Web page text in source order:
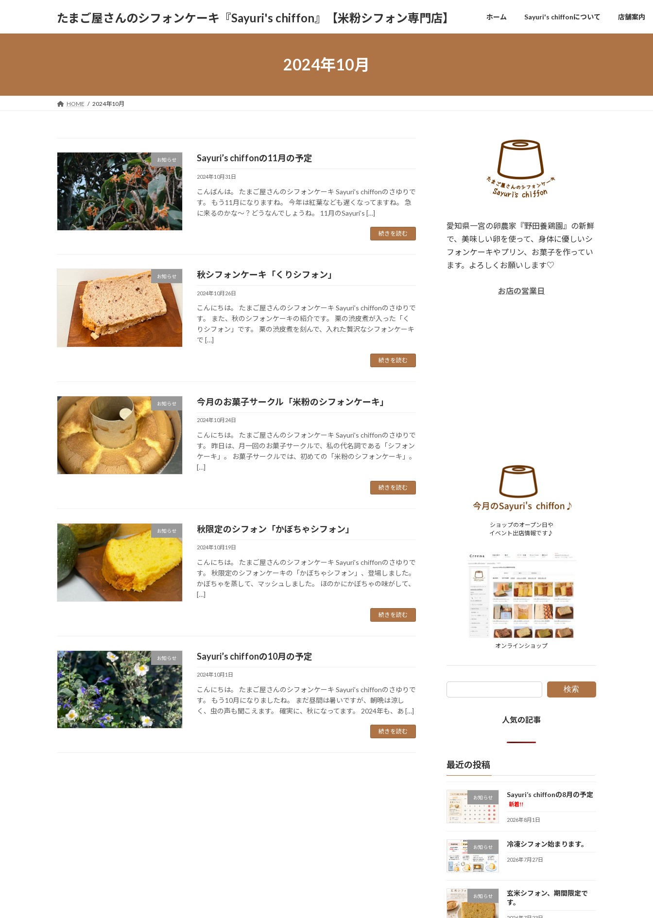
ッ
移
たまご屋さんのシフォンケーキ『Sayuri's chiffon』【米粉シフォン専門店】 ホーム Sayuri's chiffonについて 店舗案内
2024年10月
HOME 2024年10月
お知らせ Sayuri’s chiffonの11月の予定
2024年10月31日
こんばんは。 たまご屋さんのシフォンケーキ Sayuri’s chiffonのさゆりで
す。 もう11月になりますね。 今年は紅葉なども遅くなってますね。 急
に来るのかな〜？どうなんでしょうね。 11月のSayuri’s […]
続きを読む
お知らせ 秋シフォンケーキ「くりシフォン」
2024年10月26日
こんにちは。 たまご屋さんのシフォンケーキ Sayuri’s chiffonのさゆりで
す。 また、秋のシフォンケーキの紹介です。 栗の渋皮煮が入った「く
りシフォン」です。 栗の渋皮煮を刻んで、入れた贅沢なシフォンケーキ
で […]
続きを読む
お知らせ 今月のお菓子サークル「米粉のシフォンケーキ」
2024年10月24日
こんにちは。 たまご屋さんのシフォンケーキ Sayuri’s chiffonのさゆりで
す。 昨日は、月一回のお菓子サークルで、私の代名詞である「シフォン
ケーキ」。 お菓子サークルでは、初めての「米粉のシフォンケーキ」。
[…]
続きを読む
お知らせ 秋限定のシフォン「かぼちゃシフォン」
2024年10月19日
こんにちは。 たまご屋さんのシフォンケーキ Sayuri’s chiffonのさゆりで
す。 秋限定のシフォンケーキの「かぼちゃシフォン」、登場しました。
かぼちゃを蒸して、マッシュしました。 ほのかにかぼちゃの味がして、
[…]
続きを読む
お知らせ Sayuri’s chiffonの10月の予定
2024年10月1日
こんにちは。 たまご屋さんのシフォンケーキ Sayuri’s chiffonのさゆりで
す。 もう10月になりましたね。 まだ昼間は暑いですが、朝晩は涼し
く、虫の声も聞こえます。 確実に、秋になってます。 2024年も、あ […]
続きを読む
愛知県一宮の卵農家『野田養鶏園』の新鮮
で、美味しい卵を使って、身体に優しいシ
フォンケーキやプリン、お菓子を作ってい
ます。よろしくお願いします♡
お店の営業日
ショップのオープン日や
イベント出店情報です♪
オンラインショップ
検索
人気の記事
最近の投稿
お知らせ Sayuri’s chiffonの8月の予定
新着!!
2026年8月1日
お知らせ 冷凍シフォン始まります。
2026年7月27日
お知らせ
玄米シフォン、期間限定で
す。